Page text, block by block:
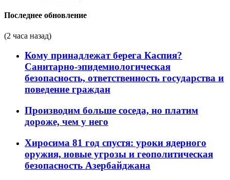
Последнее обновление
(2 часа назад)
Кому принадлежат берега Каспия?
Санитарно-эпидемиологическая
безопасность, ответственность государства и
поведение граждан
Производим больше соседа, но платим
дороже, чем у него
Хиросима 81 год спустя: уроки ядерного
оружия, новые угрозы и геополитическая
безопасность Азербайджана